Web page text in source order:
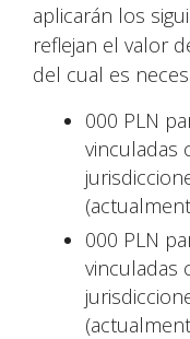
aplicarán los
reflejan el valor
del cual es
000 PLN
vinculadas
000 PLN
vinculadas